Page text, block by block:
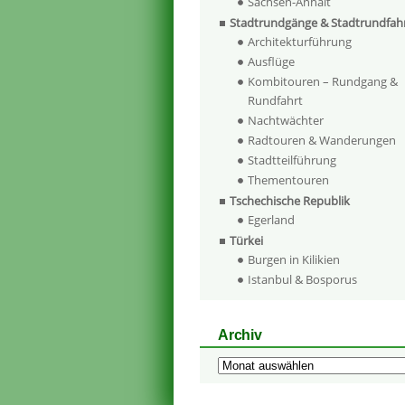
Stadtrundgänge &
Architekturführung
Ausflüge
Kombitouren – Rundgang &
Rundfahrt
Nachtwächter
Radtouren & Wanderungen
Stadtteilführung
Thementouren
Tschechische Republik
Egerland
Türkei
Burgen in Kilikien
Istanbul & Bosporus
Archiv
Archiv